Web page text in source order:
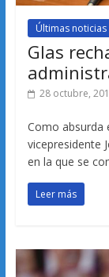
Últimas noticias
Glas
28 octubre,
Como absurda
vicepresidente
en la que se
Leer más